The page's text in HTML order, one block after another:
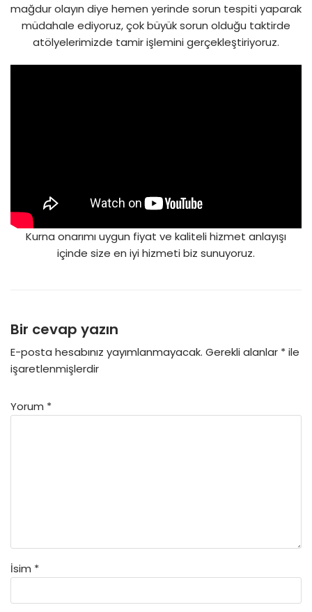
mağdur olayın diye hemen yerinde sorun tespiti yaparak
müdahale ediyoruz, çok büyük sorun olduğu taktirde
atölyelerimizde tamir işlemini gerçekleştiriyoruz.
Kurna onarımı uygun fiyat ve kaliteli hizmet anlayışı
içinde size en iyi hizmeti biz sunuyoruz.
Bir cevap yazın
E-posta hesabınız yayımlanmayacak. Gerekli alanlar *ile
işaretlenmişlerdir
Yorum *
İsim *